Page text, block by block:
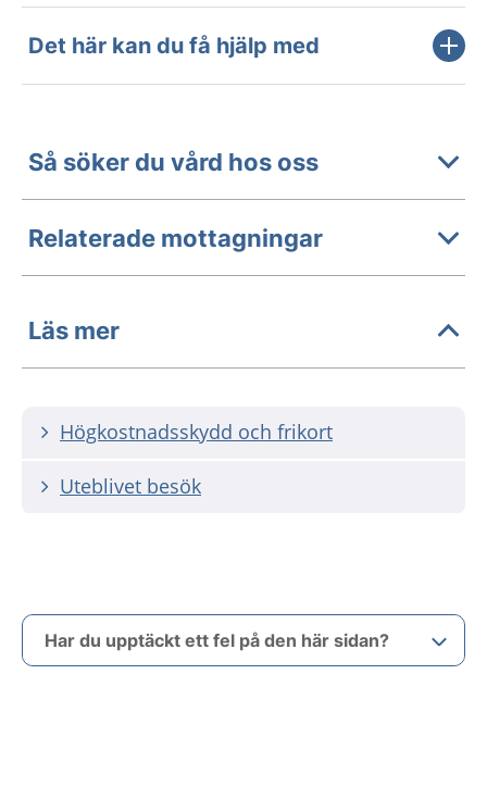
Det här kan du få hjälp med
Så söker du vård hos oss
Relaterade mottagningar
Läs mer
Högkostnadsskydd och frikort
Uteblivet besök
Har du upptäckt ett fel på den här sidan?